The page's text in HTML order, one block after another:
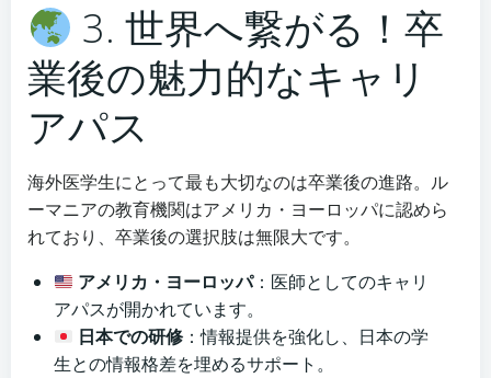
3. 世界へ繋がる！卒
業後の魅力的なキャリ
アパス
海外医学生にとって最も大切なのは卒業後の進路。ル
ーマニアの教育機関はアメリカ・ヨーロッパに認めら
れており、卒業後の選択肢は無限大です。
アメリカ・ヨーロッパ：医師としてのキャリ
アパスが開かれています。
日本での研修 ：情報提供を強化し、日本の学
生との情報格差を埋めるサポート。